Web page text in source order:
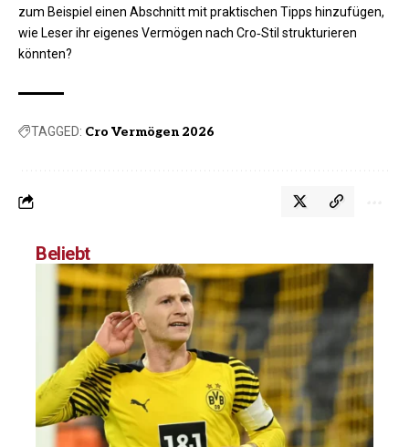
zum Beispiel einen Abschnitt mit praktischen Tipps hinzufügen,
wie Leser ihr eigenes Vermögen nach Cro‑Stil strukturieren
könnten?
TAGGED: Cro Vermögen 2026
Beliebt